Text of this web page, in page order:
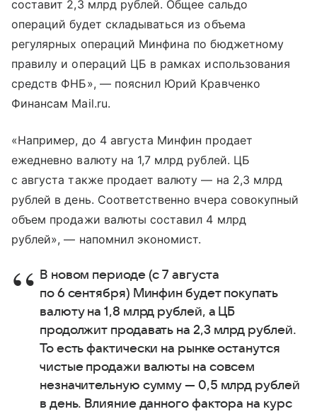
составит 2,3 млрд рублей. Общее сальдо
операций будет складываться из объема
регулярных операций Минфина по бюджетному
правилу и операций ЦБ в рамках использования
средств ФНБ», — пояснил Юрий Кравченко
Финансам Mail.ru.
«Например, до 4 августа Минфин продает
ежедневно валюту на 1,7 млрд рублей. ЦБ
с августа также продает валюту — на 2,3 млрд
рублей в день. Соответственно вчера совокупный
объем продажи валюты составил 4 млрд
рублей», — напомнил экономист.
В новом периоде (с 7 августа
по 6 сентября) Минфин будет покупать
валюту на 1,8 млрд рублей, а ЦБ
продолжит продавать на 2,3 млрд рублей.
То есть фактически на рынке останутся
чистые продажи валюты на совсем
незначительную сумму — 0,5 млрд рублей
в день. Влияние данного фактора на курс